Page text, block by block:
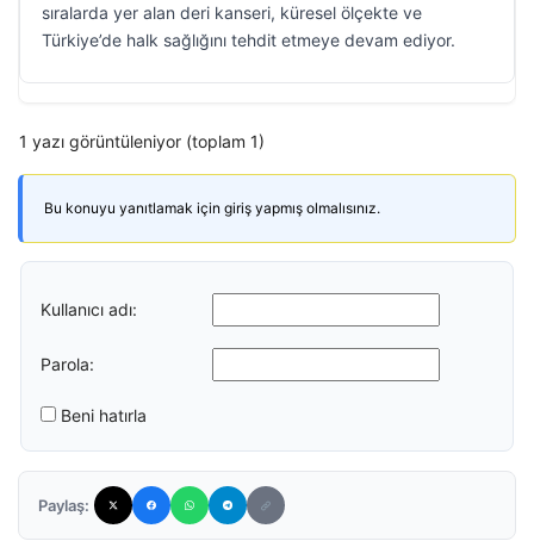
sıralarda yer alan deri kanseri, küresel ölçekte ve
Türkiye’de halk sağlığını tehdit etmeye devam ediyor.
1 yazı görüntüleniyor (toplam 1)
Bu konuyu yanıtlamak için giriş yapmış olmalısınız.
Kullanıcı adı:
Parola:
Beni hatırla
Paylaş: